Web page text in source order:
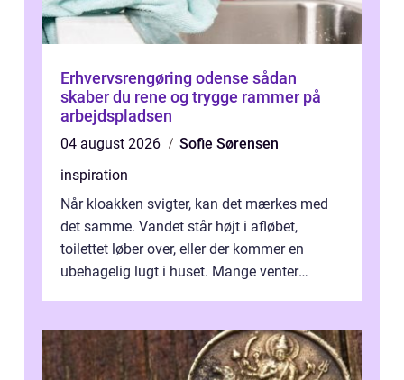
Erhvervsrengøring odense sådan
skaber du rene og trygge rammer på
arbejdspladsen
04 august 2026
Sofie Sørensen
inspiration
Når kloakken svigter, kan det mærkes med
det samme. Vandet står højt i afløbet,
toilettet løber over, eller der kommer en
ubehagelig lugt i huset. Mange venter